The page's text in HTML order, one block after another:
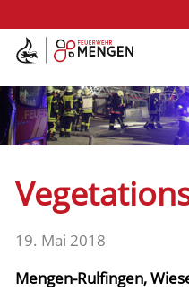
Kontakt Impressum
Die
Fachdienste
Fahrzeuge
19. Mai 2018
Mengen-Rulfingen,